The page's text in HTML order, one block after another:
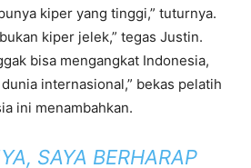
kiper yang tinggi,” tuturnya.
kiper jelek,” tegas Justin.
bisa mengangkat Indonesia,
internasional,” bekas pelatih
ini menambahkan.
SAYA BERHARAP